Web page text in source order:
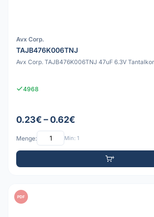
Avx Corp.
TAJB476K006TNJ
Avx Corp. TAJB476K006TNJ 47uF 6.3V
4968
0.23€ – 0.62€
Menge: Min: 1
PDF